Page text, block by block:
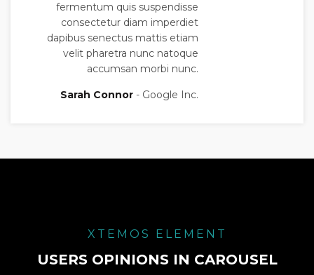
fermentum quis suspendisse
consectetur diam imperdiet
dapibus senectus mattis etiam
velit pharetra nunc natoque
accumsan morbi nunc.
Sarah Connor Google Inc.
XTEMOS ELEMENT
USERS OPINIONS IN CAROUSEL